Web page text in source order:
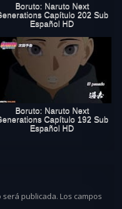
Boruto: Naruto Next
Capítulo 202 Sub
Español HD
Boruto: Naruto Next
Capítulo 192 Sub
Español HD
será publicada. Los campos